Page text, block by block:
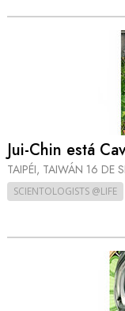
Jui-Chin está
TAIPÉI, TAIWÁN 16 DE
SCIENTOLOGISTS @LIFE